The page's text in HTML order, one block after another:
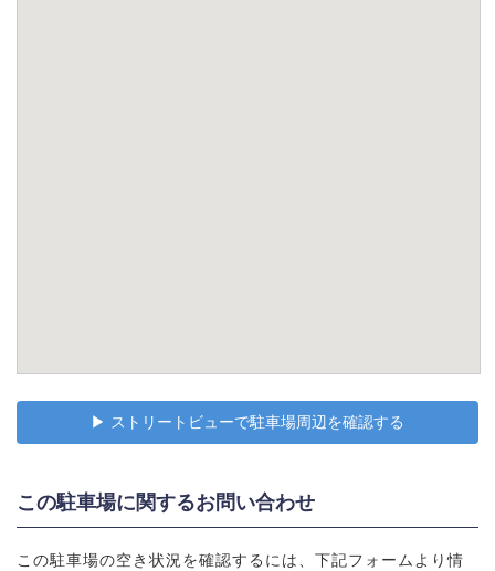
▶︎ ストリートビューで駐車場周辺を確認する
この駐車場に関するお問い合わせ
この駐車場の空き状況を確認するには、下記フォームより情